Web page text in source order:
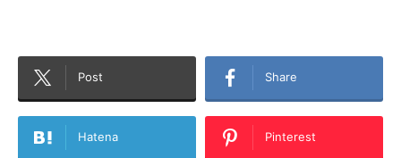
Post Share
Hatena Pinterest